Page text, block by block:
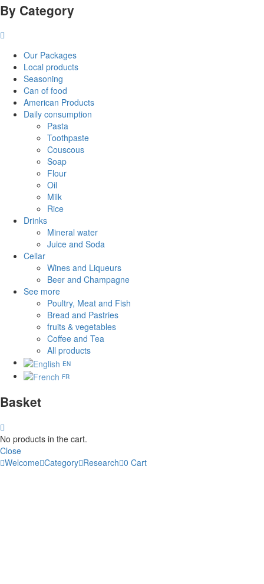
By Category
Our Packages
Local products
Seasoning
Can of food
American Products
Daily consumption
Pasta
Toothpaste
Couscous
Soap
Flour
Oil
Milk
Rice
Drinks
Mineral water
Juice and Soda
Cellar
Wines and Liqueurs
Beer and Champagne
See more
Poultry, Meat and Fish
Bread and Pastries
fruits & vegetables
Coffee and Tea
All products
EN
FR
Basket
No products in the cart.
Close
Welcome Category Research 0 Cart